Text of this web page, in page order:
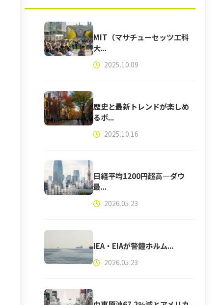
MIT（マサチューセッツ工科
大...
2025.10.09
歴史と最新トレンドが楽しめ
るボ...
2025.10.16
日経平均1200円超高―ダウ
最...
2026.05.23
IEA・EIAが警鐘――ホルム...
2026.05.23